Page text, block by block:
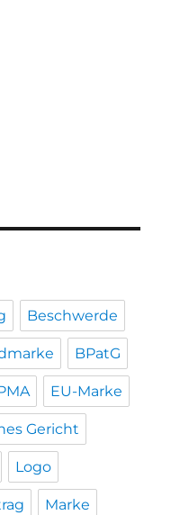
Beschwerde
BPatG
EU-Marke
Gericht
Logo
Marke